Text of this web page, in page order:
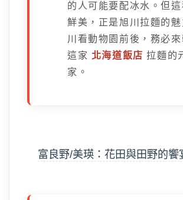
的人可能要配冰水。但這
鮮美，正是旭川拉麵的魅
川看動物園前後，務必
這家 北海道飯店 拉麵的
家。
富良野/美瑛：花田與田野的饗